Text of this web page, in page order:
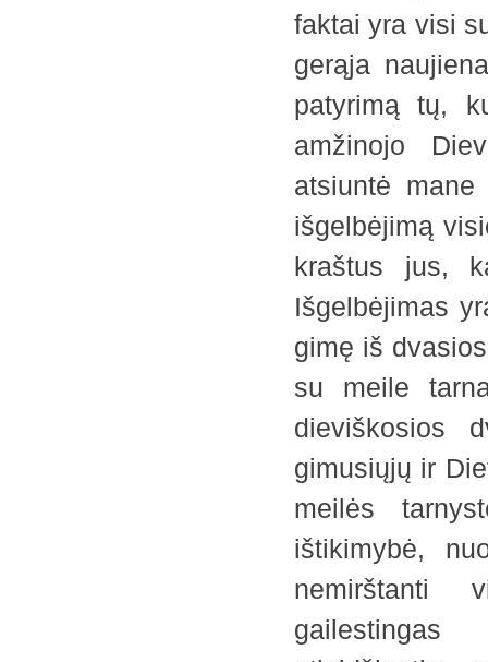
faktai yra visi
gerąja
patyrimą tų,
amžinojo
atsiuntė
išgelbėjimą
kraštus jus,
Išgelbėjimas
gimę iš
su meile
dieviškosios
gimusiųjų ir
meilės
ištikimybė,
nemirštanti
gailestingas